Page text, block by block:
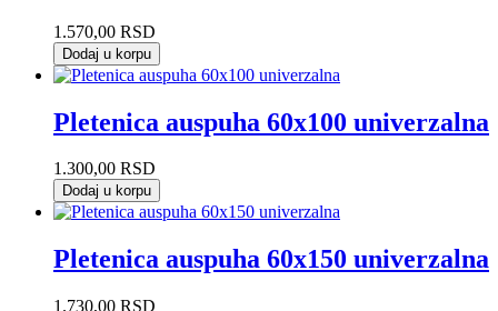
1.570,00 RSD
Dodaj u korpu
Pletenica auspuha 60x100 univerzalna
1.300,00 RSD
Dodaj u korpu
Pletenica auspuha 60x150 univerzalna
1.730,00 RSD